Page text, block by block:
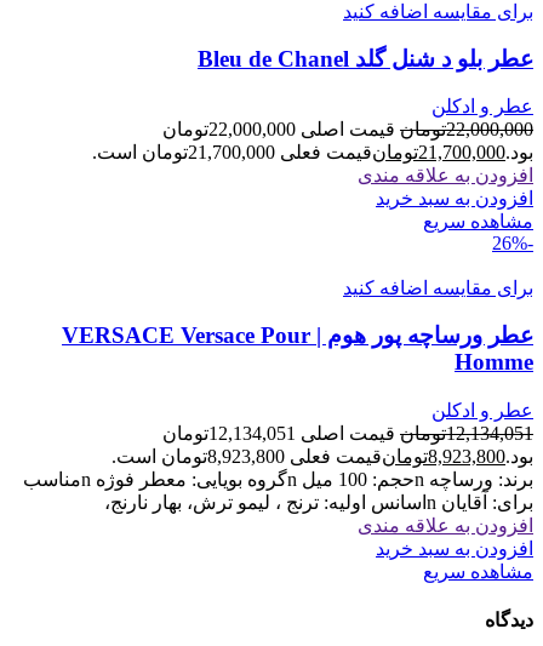
برای مقایسه اضافه کنید
عطر بلو د شنل گلد Bleu de Chanel
عطر و ادکلن
22,000,000تومان
قیمت اصلی 22,000,000تومان
بود.21,700,000تومانقیمت فعلی 21,700,000تومان است.
افزودن به علاقه مندی
افزودن به سبد خرید
مشاهده سریع
-26%
برای مقایسه اضافه کنید
عطر ورساچه پور هوم | VERSACE Versace Pour
Homme
عطر و ادکلن
12,134,051تومان
قیمت اصلی 12,134,051تومان
بود.8,923,800تومانقیمت فعلی 8,923,800تومان است.
برند: ورساچه nحجم: 100 میل nگروه بویایی: معطر فوژه nمناسب
برای: آقایان nاسانس اولیه: ترنج ، لیمو ترش، بهار نارنج،
افزودن به علاقه مندی
افزودن به سبد خرید
مشاهده سریع
دیدگاه